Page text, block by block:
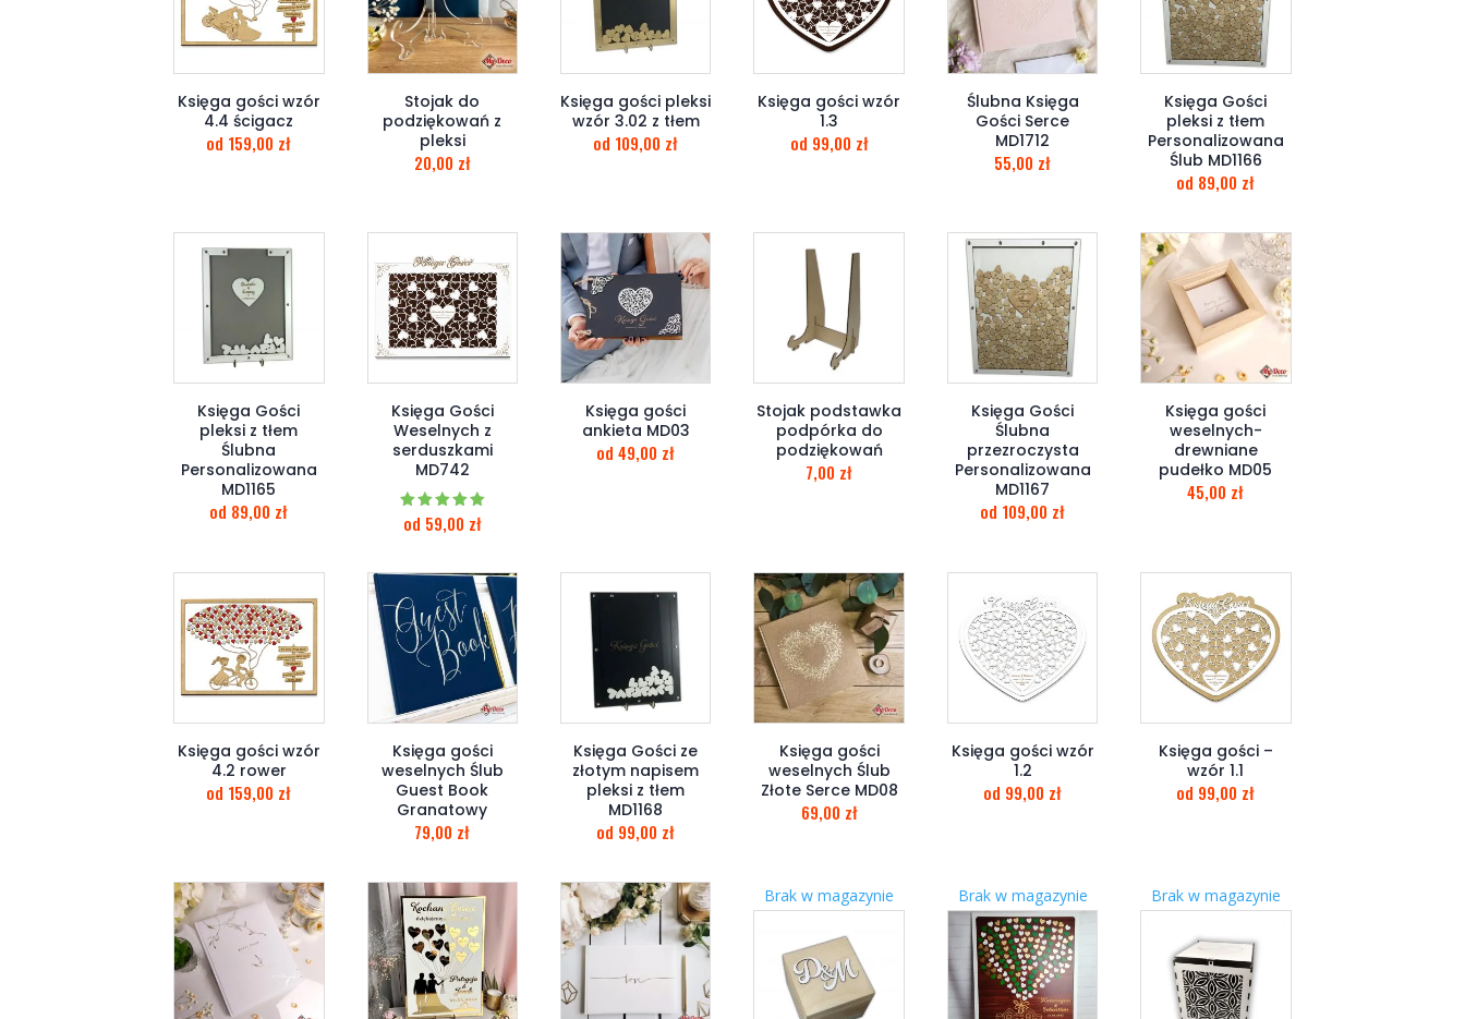
Księga gości wzór
4.4 ścigacz
od 159,00 zł
Stojak do
podziękowań z
pleksi
20,00 zł
Księga gości pleksi
wzór 3.02 z tłem
od 109,00 zł
Księga gości wzór
1.3
od 99,00 zł
Ślubna Księga
Gości Serce
MD1712
55,00 zł
Księga Gości
pleksi z tłem
Personalizowana
Ślub MD1166
od 89,00 zł
Księga Gości
pleksi z tłem
Ślubna
Personalizowana
MD1165
od 89,00 zł
Księga Gości
Weselnych z
serduszkami
MD742
Oceniono
5.00
od 59,00 zł
Księga gości
ankieta MD03
od49,00 zł
Stojak podstawka
podpórka do
podziękowań
7,00 zł
Księga Gości
Ślubna
przezroczysta
Personalizowana
MD1167
od 109,00 zł
Księga gości
weselnych-
drewniane
pudełko MD05
45,00 zł
Księga gości wzór
4.2 rower
od 159,00 zł
Księga gości
weselnych Ślub
Guest Book
Granatowy
79,00 zł
Księga Gości ze
złotym napisem
pleksi z tłem
MD1168
od 99,00 zł
Księga gości
weselnych Ślub
Złote Serce MD08
69,00 zł
Księga gości wzór
1.2
od 99,00 zł
Księga gości –
wzór 1.1
od 99,00 zł
Brak w magazynie Brak w magazynie Brak w magazynie